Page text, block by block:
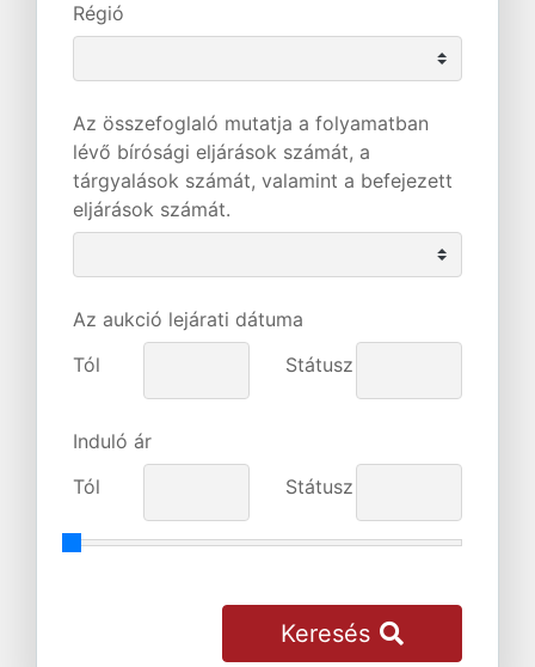
Régió
Az összefoglaló mutatja a folyamatban
lévő bírósági eljárások számát, a
tárgyalások számát, valamint a befejezett
eljárások számát.
Az aukció lejárati dátuma
Tól
Státusz
Induló ár
Tól
Státusz
Keresés